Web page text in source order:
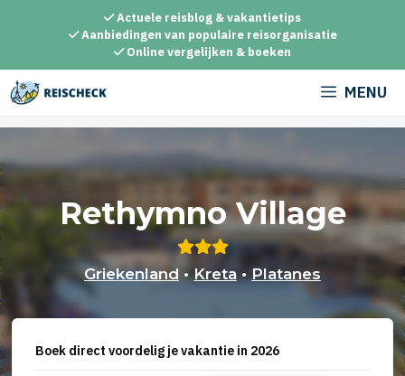
inhoud
Actuele reisblog & vakantietips
Aanbiedingen van populaire reisorganisatie
Online vergelijken & boeken
MENU
Rethymno Village
Griekenland • Kreta •Platanes
Boek direct voordelig je vakantie in 2026